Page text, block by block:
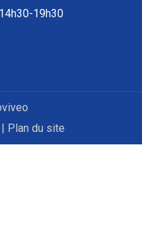
19h30
| Plan du site